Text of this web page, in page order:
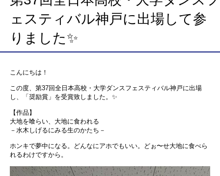
ェスティバル神戸に出場して参
りました✨
こんにちは！
この度、第37回全日本高校・大学ダンスフェスティバル神戸に出場
し、「奨励賞」を受賞致しました。✨
【作品】
大地を喰らい、大地に食われる
－水木しげるにみる生のかたち－
ホンキで夢中になる。どんなにアホでもいい。どぉ〜せ大地に食べら
れるわけですから。